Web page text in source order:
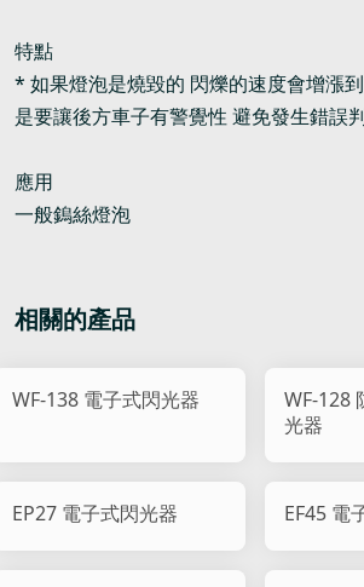
特點
* 如果燈泡是燒毀的 閃爍的速度會增漲
是要讓後方車子有警覺性 避免發生錯誤
應用
一般鎢絲燈泡
相關的產品
WF-138 電子式閃光器
WF-128
光器
EP27 電子式閃光器 EF45 電